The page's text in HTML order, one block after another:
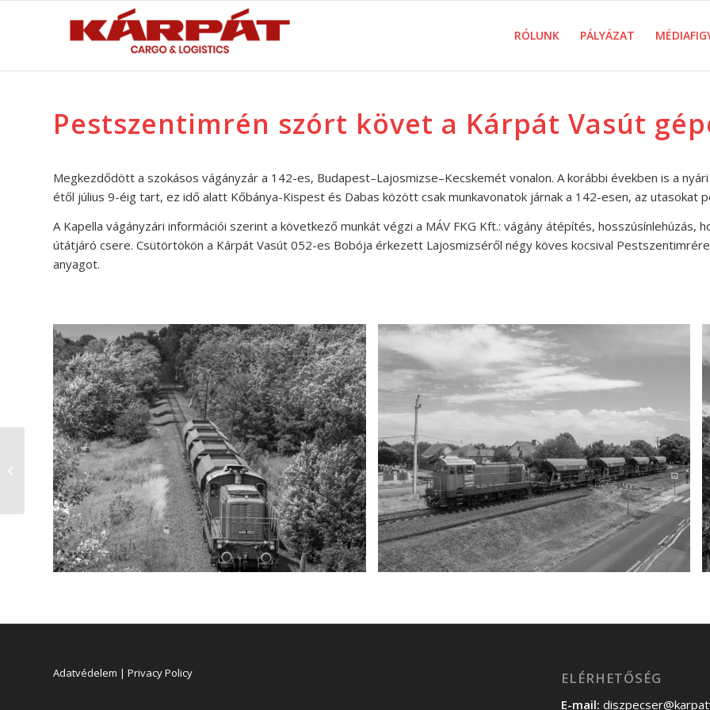
RÓLUNK PÁLYÁZAT
Pestszentimrén szórt követ a Kárpát Vasút
Megkezdődött a szokásos vágányzár a 142-es, Budapest–Lajosmizse–Kecskemét vonalon. A korábbi években is a
étől július 9-éig tart, ez idő alatt Kőbánya-Kispest és Dabas között csak munkavonatok járnak a 142-esen, az utasokat
A Kapella vágányzári információi szerint a következő munkát végzi a MÁV FKG Kft.: vágány átépítés,
útátjáró csere. Csütörtökön a Kárpát Vasút 052-es Bobója érkezett Lajosmizséről négy köves kocsival
anyagot.
Adatvédelem | Privacy Policy ELÉRHETŐSÉG
E-mail:
Vonattal szállították el
a fehérvári ideiglenes
peront – iho.hu-ról...